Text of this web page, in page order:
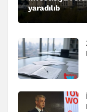
yaradılıb